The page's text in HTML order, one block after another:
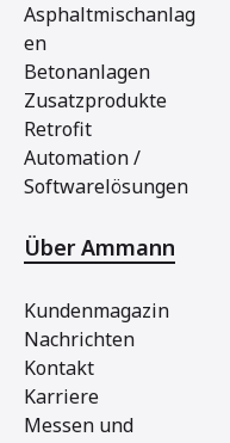
Asphaltmischanlag
en
Betonanlagen
Zusatzprodukte
Retrofit
Automation /
Softwarelösungen
Über Ammann
Kundenmagazin
Nachrichten
Kontakt
Karriere
Messen und